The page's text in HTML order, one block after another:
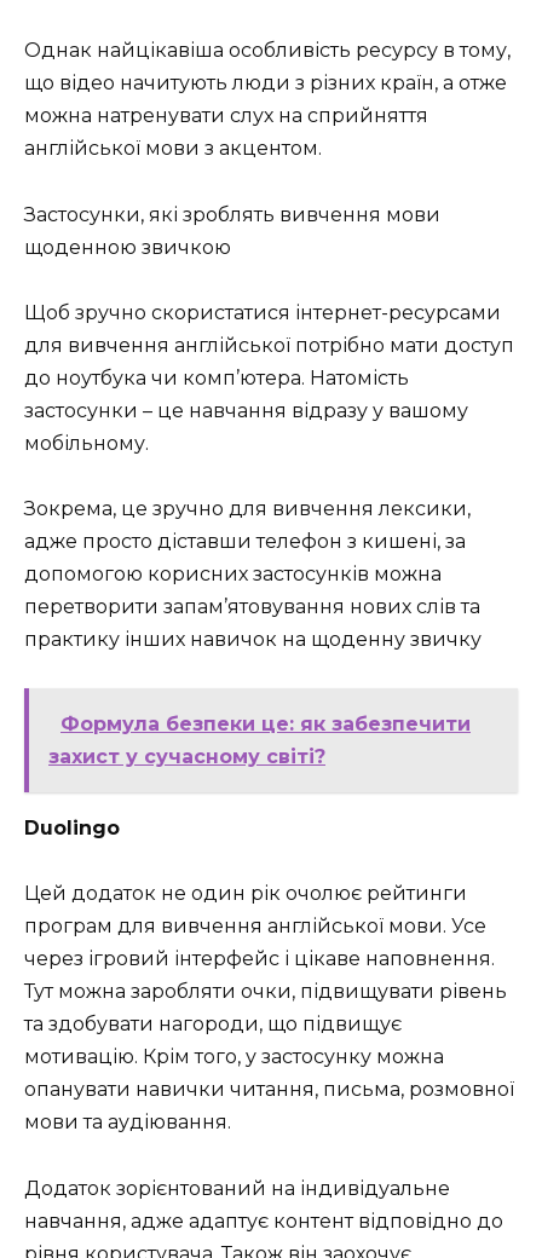
Однак найцікавіша особливість ресурсу в тому,
що відео начитують люди з різних країн, а отже
можна натренувати слух на сприйняття
англійської мови з акцентом.
Застосунки, які зроблять вивчення мови
щоденною звичкою
Щоб зручно скористатися інтернет-ресурсами
для вивчення англійської потрібно мати доступ
до ноутбука чи комп’ютера. Натомість
застосунки – це навчання відразу у вашому
мобільному.
Зокрема, це зручно для вивчення лексики,
адже просто діставши телефон з кишені, за
допомогою корисних застосунків можна
перетворити запам’ятовування нових слів та
практику інших навичок на щоденну звичку
Формула безпеки це: як забезпечити
захист у сучасному світі?
Duolingo
Цей додаток не один рік очолює рейтинги
програм для вивчення англійської мови. Усе
через ігровий інтерфейс і цікаве наповнення.
Тут можна заробляти очки, підвищувати рівень
та здобувати нагороди, що підвищує
мотивацію. Крім того, у застосунку можна
опанувати навички читання, письма, розмовної
мови та аудіювання.
Додаток зорієнтований на індивідуальне
навчання, адже адаптує контент відповідно до
рівня користувача. Також він заохочує